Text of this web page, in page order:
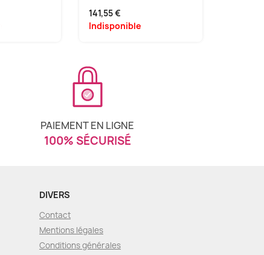
141,55 €
Indisponible
PAIEMENT EN LIGNE
100% SÉCURISÉ
DIVERS
Contact
Mentions légales
Conditions générales